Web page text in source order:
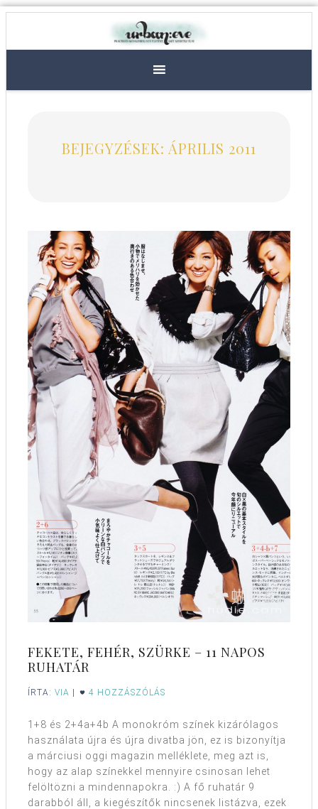
BEJEGYZÉSEK: ÁPRILIS 2011
FEKETE, FEHÉR, SZÜRKE – 11 NAPOS
RUHATÁR
ÍRTA: VIA | 4 HOZZÁSZÓLÁS
1+8 és 2+4a+4b A monokróm színek kizárólagos
használata újra és újra divatba jön, ez is bizonyítja
a márciusi oggi magazin melléklete, meg azt is,
hogy az alap színekkel mennyire csinosan lehet
felöltözni a mindennapokra. :) A fő ruhatár 9
darabból áll, a kiegészítők nincsenek listázva, ezek